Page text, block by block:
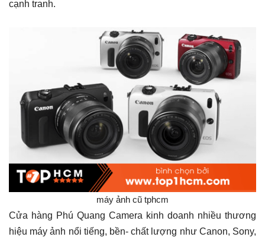
cạnh tranh.
máy ảnh cũ tphcm
Cửa hàng Phú Quang Camera kinh doanh nhiều thương
hiệu máy ảnh nổi tiếng, bền- chất lượng như Canon, Sony,